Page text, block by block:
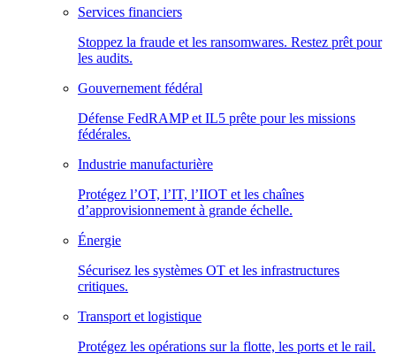
Services financiers
Stoppez la fraude et les ransomwares. Restez prêt pour
les audits.
Gouvernement fédéral
Défense FedRAMP et IL5 prête pour les missions
fédérales.
Industrie manufacturière
Protégez l’OT, l’IT, l’IIOT et les chaînes
d’approvisionnement à grande échelle.
Énergie
Sécurisez les systèmes OT et les infrastructures
critiques.
Transport et logistique
Protégez les opérations sur la flotte, les ports et le rail.